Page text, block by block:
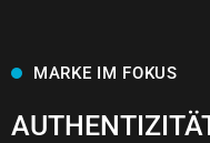
MARKE IM FOKUS